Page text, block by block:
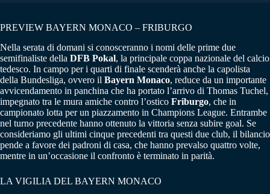
PREVIEW BAYERN MONACO – FRIBURGO
Nella serata di domani si conosceranno i nomi delle prime due
semifinaliste della DFB Pokal, la principale coppa nazionale del calcio
tedesco. In campo per i quarti di finale scenderà anche la capolista
della Bundesliga, ovvero il Bayern Monaco, reduce da un importante
avvicendamento in panchina che ha portato l’arrivo di Thomas Tuchel,
impegnato tra le mura amiche contro l’ostico Friburgo, che in
campionato lotta per un piazzamento in Champions League. Entrambe
nel turno precedente hanno ottenuto la vittoria senza subire goal. Se
consideriamo gli ultimi cinque precedenti tra questi due club, il bilancio
pende a favore dei padroni di casa, che hanno prevalso quattro volte,
mentre in un’occasione il confronto è terminato in parità.
LA VIGILIA DEL BAYERN MONACO